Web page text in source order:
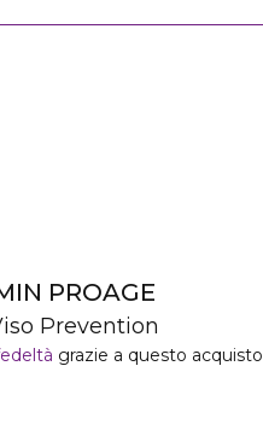
PROAGE
Prevention
grazie a questo acquisto